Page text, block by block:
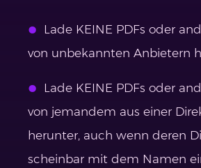
Lade KEINE PDFs oder
von unbekannten Anbietern
Lade KEINE PDFs oder
von jemandem aus einer
herunter, auch wenn deren
scheinbar mit dem Namen